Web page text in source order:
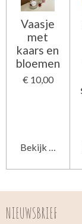
Vaasje
met
kaars en
bloemen
€ 10,00
Bekijk details
NIEUWSBRIEF